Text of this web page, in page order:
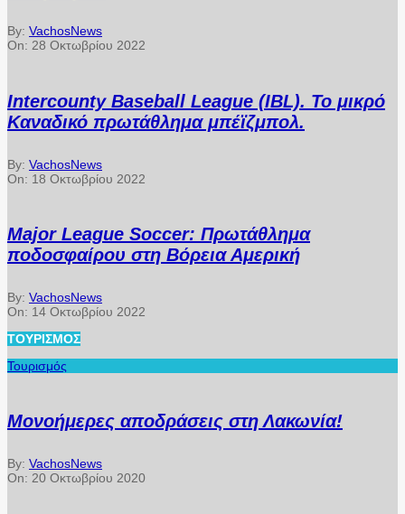
By: VachosNews
On: 28 Οκτωβρίου 2022
Intercounty Baseball League (IBL). Το μικρό
Καναδικό πρωτάθλημα μπέϊζμπολ.
By: VachosNews
On: 18 Οκτωβρίου 2022
Major League Soccer: Πρωτάθλημα
ποδοσφαίρου στη Βόρεια Αμερική
By: VachosNews
On: 14 Οκτωβρίου 2022
ΤΟΥΡΙΣΜΌΣ
Τουρισμός
Μονοήμερες αποδράσεις στη Λακωνία!
By: VachosNews
On: 20 Οκτωβρίου 2020